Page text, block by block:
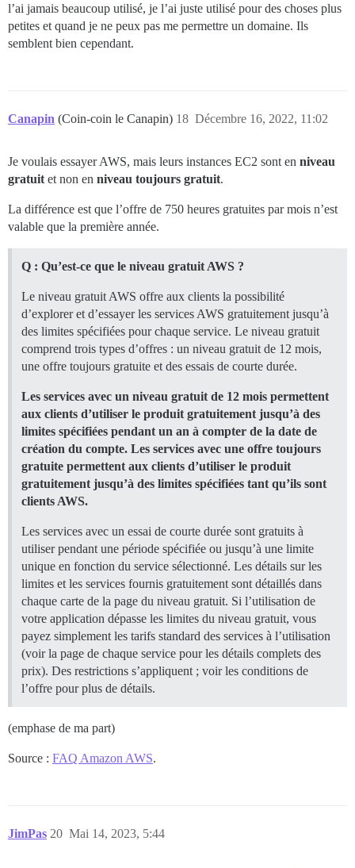
l’ai jamais beaucoup utilisé, je l’ai juste utilisé pour des choses plus
petites et quand je ne peux pas me permettre un domaine. Ils
semblent bien cependant.
Canapin (Coin-coin le Canapin) Décembre 16, 2022, 11:02
18
Je voulais essayer AWS, mais leurs instances EC2 sont en niveau
gratuit et non en niveau toujours gratuit.
La différence est que l’offre de 750 heures gratuites par mois n’est
valable que la première année.
Q : Qu’est-ce que le niveau gratuit AWS ?
Le niveau gratuit AWS offre aux clients la possibilité
d’explorer et d’essayer les services AWS gratuitement jusqu’à
des limites spécifiées pour chaque service. Le niveau gratuit
comprend trois types d’offres : un niveau gratuit de 12 mois,
une offre toujours gratuite et des essais de courte durée.
Les services avec un niveau gratuit de 12 mois permettent
aux clients d’utiliser le produit gratuitement jusqu’à des
limites spécifiées pendant un an à compter de la date de
création du compte. Les services avec une offre toujours
gratuite permettent aux clients d’utiliser le produit
gratuitement jusqu’à des limites spécifiées tant qu’ils sont
clients AWS.
Les services avec un essai de courte durée sont gratuits à
utiliser pendant une période spécifiée ou jusqu’à une limite
unique en fonction du service sélectionné. Les détails sur les
limites et les services fournis gratuitement sont détaillés dans
chaque carte de la page du niveau gratuit. Si l’utilisation de
votre application dépasse les limites du niveau gratuit, vous
payez simplement les tarifs standard des services à l’utilisation
(voir la page de chaque service pour les détails complets des
prix). Des restrictions s’appliquent ; voir les conditions de
l’offre pour plus de détails.
(emphase de ma part)
Source : FAQ Amazon AWS.
JimPas Mai 14, 2023, 5:44
20